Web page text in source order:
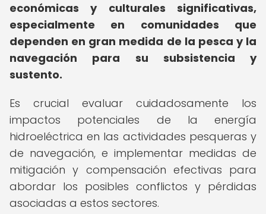
económicas y culturales significativas,
especialmente en comunidades que
dependen en gran medida de la pesca y la
navegación para su subsistencia y
sustento.
Es crucial evaluar cuidadosamente los
impactos potenciales de la energía
hidroeléctrica en las actividades pesqueras y
de navegación, e implementar medidas de
mitigación y compensación efectivas para
abordar los posibles conflictos y pérdidas
asociadas a estos sectores.